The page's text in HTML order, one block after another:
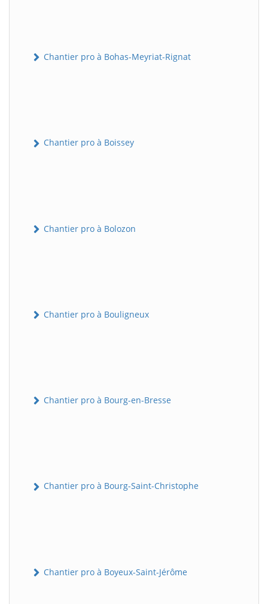
Chantier pro à Bohas-Meyriat-Rignat
Chantier pro à Boissey
Chantier pro à Bolozon
Chantier pro à Bouligneux
Chantier pro à Bourg-en-Bresse
Chantier pro à Bourg-Saint-Christophe
Chantier pro à Boyeux-Saint-Jérôme